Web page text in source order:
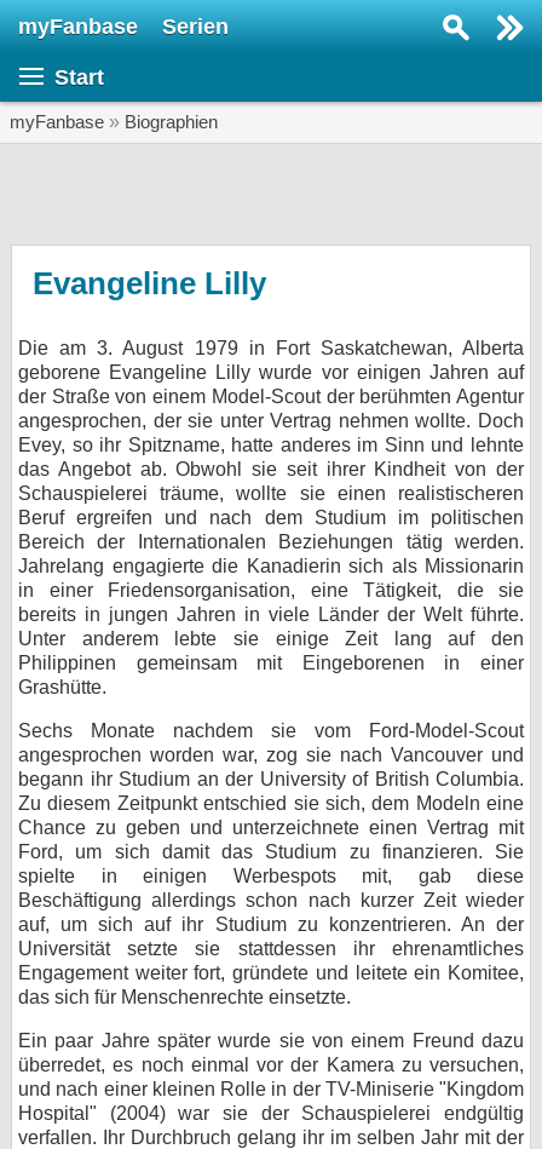
myFanbase Serien
Start
myFanbase » Biographien
Evangeline Lilly
Die am 3. August 1979 in Fort Saskatchewan, Alberta
geborene Evangeline Lilly wurde vor einigen Jahren auf
der Straße von einem Model-Scout der berühmten Agentur
angesprochen, der sie unter Vertrag nehmen wollte. Doch
Evey, so ihr Spitzname, hatte anderes im Sinn und lehnte
das Angebot ab. Obwohl sie seit ihrer Kindheit von der
Schauspielerei träume, wollte sie einen realistischeren
Beruf ergreifen und nach dem Studium im politischen
Bereich der Internationalen Beziehungen tätig werden.
Jahrelang engagierte die Kanadierin sich als Missionarin
in einer Friedensorganisation, eine Tätigkeit, die sie
bereits in jungen Jahren in viele Länder der Welt führte.
Unter anderem lebte sie einige Zeit lang auf den
Philippinen gemeinsam mit Eingeborenen in einer
Grashütte.
Sechs Monate nachdem sie vom Ford-Model-Scout
angesprochen worden war, zog sie nach Vancouver und
begann ihr Studium an der University of British Columbia.
Zu diesem Zeitpunkt entschied sie sich, dem Modeln eine
Chance zu geben und unterzeichnete einen Vertrag mit
Ford, um sich damit das Studium zu finanzieren. Sie
spielte in einigen Werbespots mit, gab diese
Beschäftigung allerdings schon nach kurzer Zeit wieder
auf, um sich auf ihr Studium zu konzentrieren. An der
Universität setzte sie stattdessen ihr ehrenamtliches
Engagement weiter fort, gründete und leitete ein Komitee,
das sich für Menschenrechte einsetzte.
Ein paar Jahre später wurde sie von einem Freund dazu
überredet, es noch einmal vor der Kamera zu versuchen,
und nach einer kleinen Rolle in der TV-Miniserie "Kingdom
Hospital" (2004) war sie der Schauspielerei endgültig
verfallen. Ihr Durchbruch gelang ihr im selben Jahr mit der
KULTUR
Specials
SERVICE
Gewinnspiele
Forum
bei X
bei Facebook
Nutzungsbedingungen
Datenschutz
Cookie-Einstellungen
Impressum
Desktop-Ansicht
myFanbase